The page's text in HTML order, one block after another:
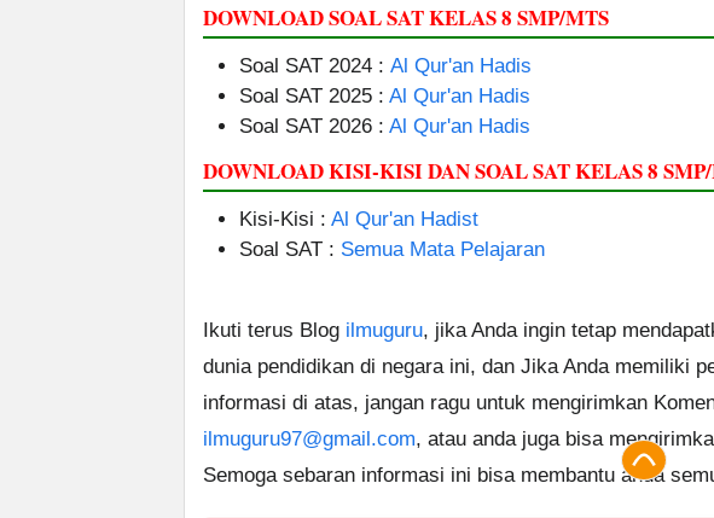
DOWNLOAD SOAL SAT KELAS 8 SMP/MTS
Soal SAT 2024 : Al Qur'an Hadis
Soal SAT 2025 : Al Qur'an Hadis
Soal SAT 2026 : Al Qur'an Hadis
DOWNLOAD KISI-KISI DAN SOAL SAT KELAS 8
Kisi-Kisi : Al Qur'an Hadist
Soal SAT : Semua Mata Pelajaran
Ikuti terus Blog ilmuguru, jika Anda ingin tetap
dunia pendidikan di negara ini, dan Jika Anda memiliki
informasi di atas, jangan ragu untuk mengirimkan
ilmuguru97@gmail.com, atau anda juga bisa
Semoga sebaran informasi ini bisa membantu anda